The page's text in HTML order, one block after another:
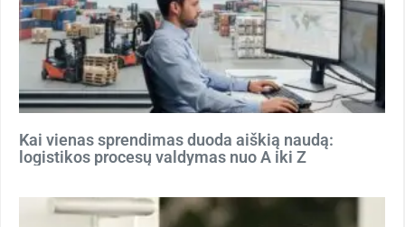
Kai vienas sprendimas duoda aiškią naudą:
logistikos procesų valdymas nuo A iki Z